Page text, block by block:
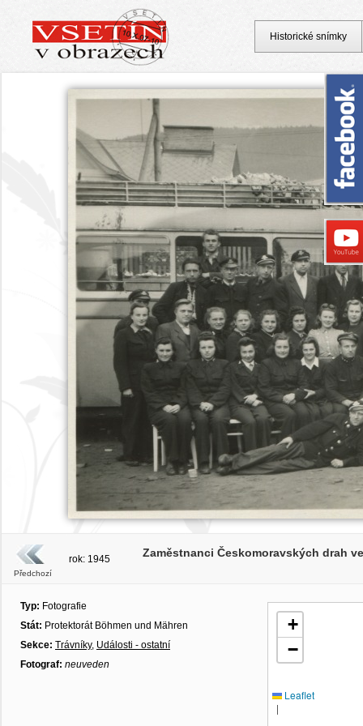
Předchozí
rok: 1945 Zaměstnanci Českomoravských drah
Typ: Fotografie
Stát: Protektorát Böhmen und Mähren
Sekce: Trávníky, Události - ostatní
Fotograf: neuveden
+
−
Leaflet
|
Historické snímky